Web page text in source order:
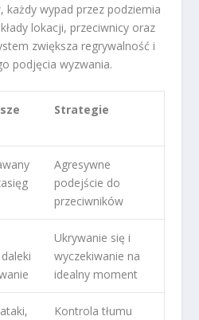
każdy wypad przez podziemia
lokacji, przeciwnicy oraz
zwiększa regrywalność i
podjęcia wyzwania.
Strategie
Agresywne
podejście do
przeciwników
Ukrywanie się i
wyczekiwanie na
idealny moment
Kontrola tłumu